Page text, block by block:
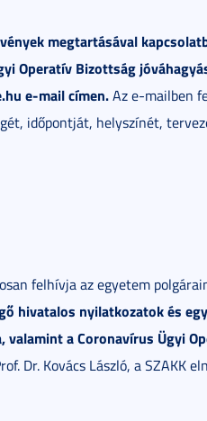
megtartásával
Operatív Bizottság
e-mail címen.Az e-mailben
időpontját, helyszínét,
felhívja az egyetem
hivatalos nyilatkozatok és
valamint a Coronavírus Ügyi
Dr. Kovács László, a SZAKK